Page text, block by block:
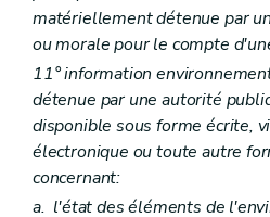
Titre VI Obligations de
Chapitre premier
Art. D112
Chapitre II Action de
Art. D113
Titre VII Missions de
Art. D114
Art. D115
Art. D116
Art. D117
matériellement détenue par
ou morale pour le compte
11° information
détenue par une autorité
disponible sous forme écrite,
électronique ou toute autre
concernant:
a. l'état des éléments de